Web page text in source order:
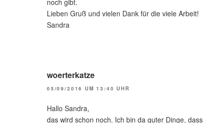
Lieben Gruß und vielen Dank für die viele Arbeit!
Sandra
woerterkatze
05/09/2016 UM 13:40 UHR
Hallo Sandra,
das wird schon noch. Ich bin da guter Dinge, dass